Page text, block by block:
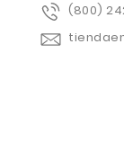
(800)